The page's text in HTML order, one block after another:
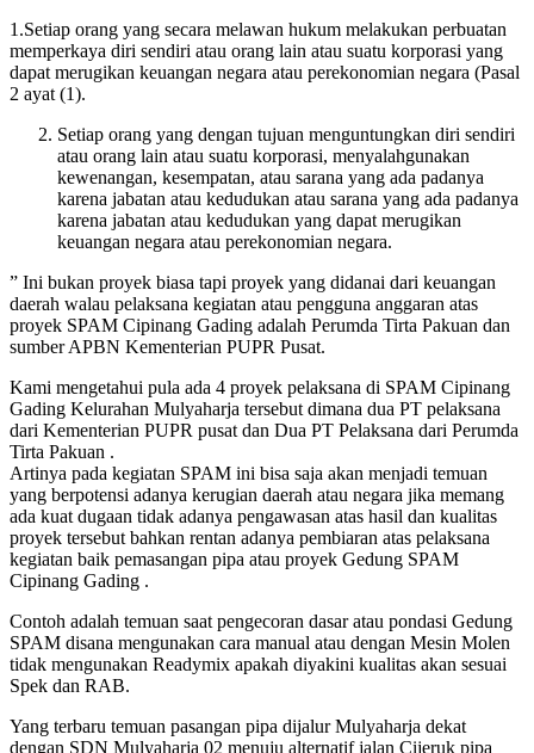
1.Setiap orang yang secara melawan hukum melakukan perbuatan
memperkaya diri sendiri atau orang lain atau suatu korporasi yang
dapat merugikan keuangan negara atau perekonomian negara (Pasal
2 ayat (1).
Setiap orang yang dengan tujuan menguntungkan diri sendiri
atau orang lain atau suatu korporasi, menyalahgunakan
kewenangan, kesempatan, atau sarana yang ada padanya
karena jabatan atau kedudukan atau sarana yang ada padanya
karena jabatan atau kedudukan yang dapat merugikan
keuangan negara atau perekonomian negara.
” Ini bukan proyek biasa tapi proyek yang didanai dari keuangan
daerah walau pelaksana kegiatan atau pengguna anggaran atas
proyek SPAM Cipinang Gading adalah Perumda Tirta Pakuan dan
sumber APBN Kementerian PUPR Pusat.
Kami mengetahui pula ada 4 proyek pelaksana di SPAM Cipinang
Gading Kelurahan Mulyaharja tersebut dimana dua PT pelaksana
dari Kementerian PUPR pusat dan Dua PT Pelaksana dari Perumda
Tirta Pakuan .
Artinya pada kegiatan SPAM ini bisa saja akan menjadi temuan
yang berpotensi adanya kerugian daerah atau negara jika memang
ada kuat dugaan tidak adanya pengawasan atas hasil dan kualitas
proyek tersebut bahkan rentan adanya pembiaran atas pelaksana
kegiatan baik pemasangan pipa atau proyek Gedung SPAM
Cipinang Gading .
Contoh adalah temuan saat pengecoran dasar atau pondasi Gedung
SPAM disana mengunakan cara manual atau dengan Mesin Molen
tidak mengunakan Readymix apakah diyakini kualitas akan sesuai
Spek dan RAB.
Yang terbaru temuan pasangan pipa dijalur Mulyaharja dekat
dengan SDN Mulyaharja 02 menuju alternatif jalan Cijeruk pipa